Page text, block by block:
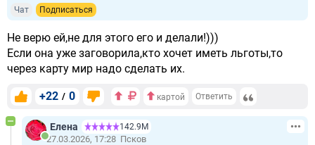
Чат Подписаться
Не верю ей,не для этого его и делали!)))
Если она уже заговорила,кто хочет иметь льготы,то
через карту мир надо сделать их.
+22 / 0 картой Ответить
Елена 142.9М
27.03.2026, 17:28 Псков